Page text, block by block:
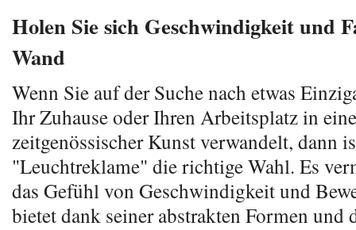
Holen Sie sich Geschwindigkeit und
Wand
Wenn Sie auf der Suche nach etwas
Ihr Zuhause oder Ihren Arbeitsplatz in
zeitgenössischer Kunst verwandelt, dann
"Leuchtreklame" die richtige Wahl. Es
das Gefühl von Geschwindigkeit und
bietet dank seiner abstrakten Formen und